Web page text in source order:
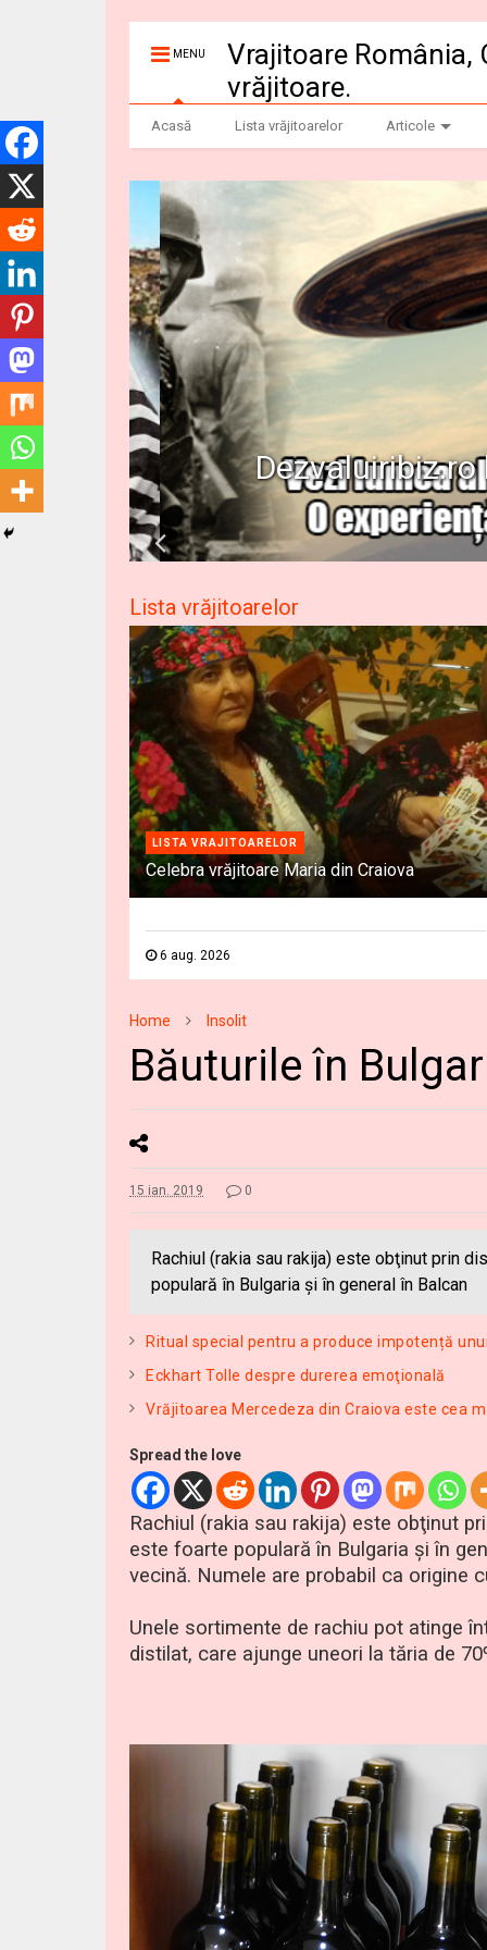
MENU
Vrajitoare România,
vrăjitoare.
Acasă Lista vrăjitoarelor Articole
Dezvaluiribiz.ro
Lista vrăjitoarelor
LISTA VRAJITOARELOR
Celebra vrăjitoare Maria din Craiova
6 aug. 2026
Home Insolit
Băuturile în
15 ian. 2019 0
Rachiul (rakia sau rakija) este obţinut prin
populară în Bulgaria şi în general în Balcan
Ritual special pentru a produce impotență
Eckhart Tolle despre durerea emoţională
Vrăjitoarea Mercedeza din Craiova este cea
Spread the love
Rachiul (rakia sau rakija) este obţinut
este foarte populară în Bulgaria şi în
vecină. Numele are probabil ca origine
Unele sortimente de rachiu pot atinge
distilat, care ajunge uneori la tăria de